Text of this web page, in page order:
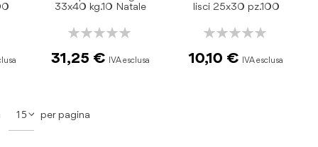
33x40 kg.10 Natale
Rating:
31,25 €
lisci 25x30 pz.100
Rating:
10,10 €
per pagina